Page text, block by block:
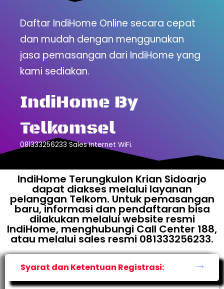
Daftar IndiHome Online secara cepat
dan mudah dengan menggunakan
jasa pemasangan dari IndiHome yang
kami sediakan.
IndiHome By
Telkomsel
081333256233 Sales Internet WiFi.
IndiHome Terungkulon Krian Sidoarjo
dapat diakses melalui layanan
pelanggan Telkom. Untuk pemasangan
baru, informasi dan pendaftaran bisa
dilakukan melalui website resmi
IndiHome, menghubungi Call Center 188,
atau melalui sales resmi 081333256233.
Syarat dan Ketentuan Registrasi: